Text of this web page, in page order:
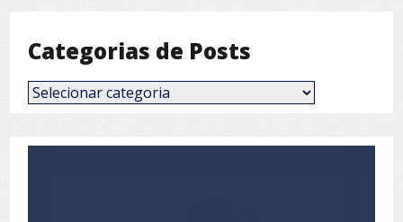
Categorias de Posts
Categorias
de